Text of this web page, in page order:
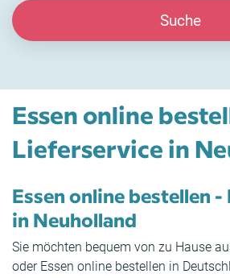
Suche
Essen online
Lieferservice in
Essen online bestellen
in Neuholland
Sie möchten bequem von zu Hause
oder Essen online bestellen in